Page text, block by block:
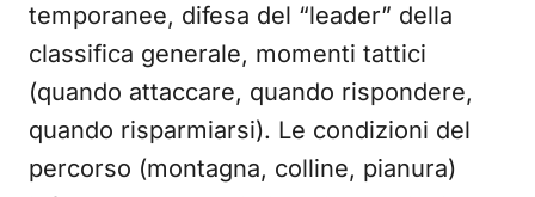
temporanee, difesa del “leader” della
classifica generale, momenti tattici
(quando attaccare, quando rispondere,
quando risparmiarsi). Le condizioni del
percorso (montagna, colline, pianura)